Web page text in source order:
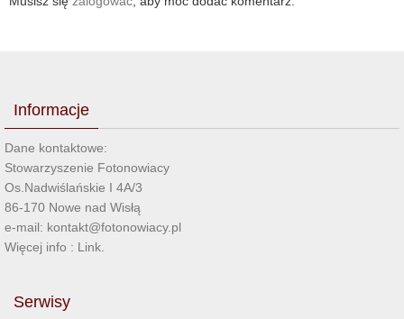
Informacje
Dane kontaktowe:
Stowarzyszenie Fotonowiacy
Os.Nadwiślańskie I 4A/3
86-170 Nowe nad Wisłą
e-mail: kontakt@fotonowiacy.pl
Więcej info : Link
Serwisy